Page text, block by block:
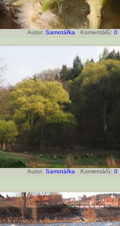
Autor: Samotářka Komentářů: 0
Autor: Samotářka Komentářů: 0